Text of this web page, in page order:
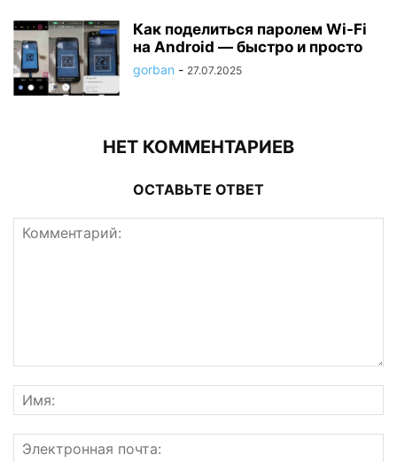
Как поделиться паролем Wi-Fi
на Android — быстро и просто
gorban - 27.07.2025
НЕТ КОММЕНТАРИЕВ
ОСТАВЬТЕ ОТВЕТ